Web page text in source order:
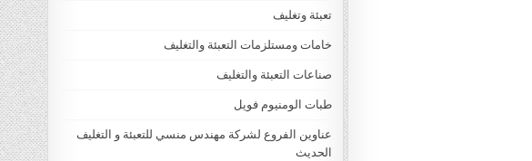
تعبئة وتغليف
خامات ومستلزمات التعبئة والتغليف
صناعات التعبئة والتغليف
طبات الومنيوم فويل
عناوين الفروع لشركة مهندس منسي للتعبئة و التغليف
الحديث